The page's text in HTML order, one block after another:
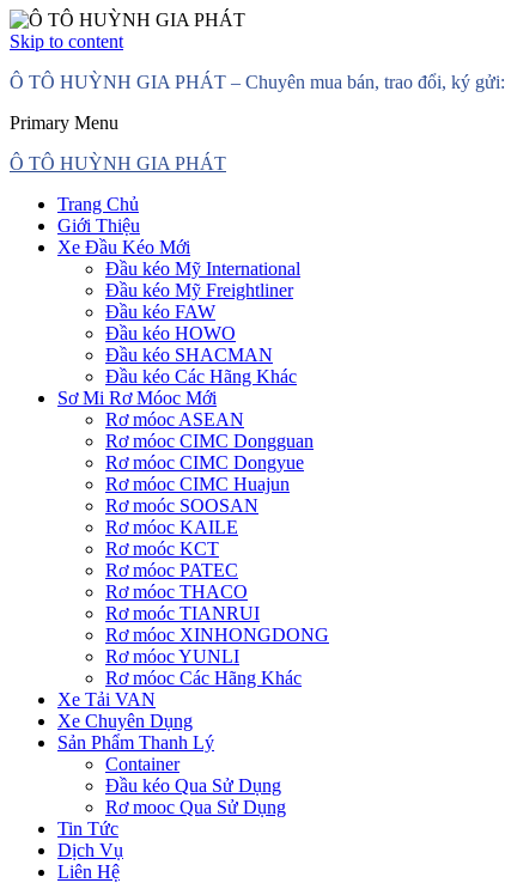
Skip to content
Ô TÔ HUỲNH GIA PHÁT – Chuyên mua bán, trao đổi, ký
Primary Menu
Ô TÔ HUỲNH GIA PHÁT
Trang Chủ
Giới Thiệu
Xe Đầu Kéo Mới
Đầu kéo Mỹ International
Đầu kéo Mỹ Freightliner
Đầu kéo FAW
Đầu kéo HOWO
Đầu kéo SHACMAN
Đầu kéo Các Hãng Khác
Sơ Mi Rơ Móoc Mới
Rơ móoc ASEAN
Rơ móoc CIMC Dongguan
Rơ móoc CIMC Dongyue
Rơ móoc CIMC Huajun
Rơ moóc SOOSAN
Rơ móoc KAILE
Rơ moóc KCT
Rơ móoc PATEC
Rơ móoc THACO
Rơ moóc TIANRUI
Rơ móoc XINHONGDONG
Rơ móoc YUNLI
Rơ móoc Các Hãng Khác
Xe Tải VAN
Xe Chuyên Dụng
Sản Phẩm Thanh Lý
Container
Đầu kéo Qua Sử Dụng
Rơ mooc Qua Sử Dụng
Tin Tức
Dịch Vụ
Liên Hệ